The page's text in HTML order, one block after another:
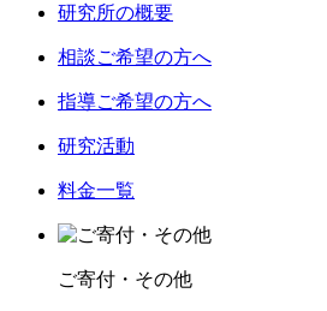
研究所の概要
相談ご希望の方へ
指導ご希望の方へ
研究活動
料金一覧
ご寄付・その他